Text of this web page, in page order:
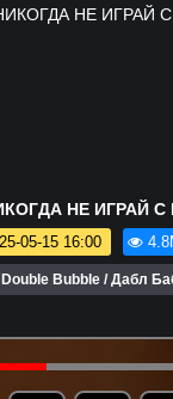
ЧЕЛЛЕНДЖ!
05-24 16:00